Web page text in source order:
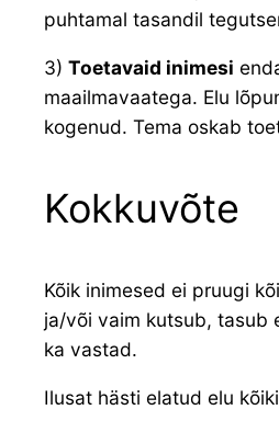
puhtamal tasandil
3) Toetavaid inimesi
maailmavaatega. Elu
kogenud. Tema oskab
Kokkuvõte
Kõik inimesed ei pruugi
ja/või vaim kutsub, tasub
ka vastad.
Ilusat hästi elatud elu